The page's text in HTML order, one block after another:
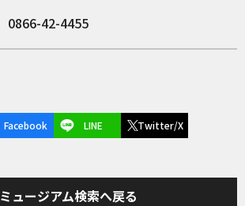
0866-42-4455
Facebook LINE Twitter/X
ミュージアム検索へ戻る